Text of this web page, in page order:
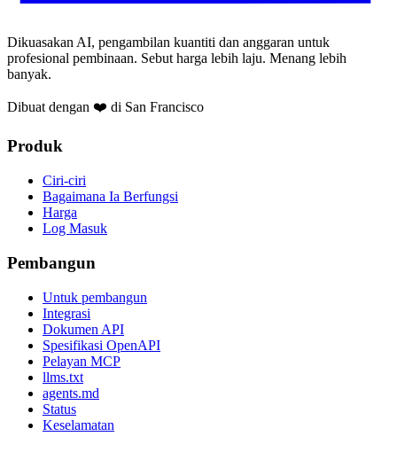
Dikuasakan AI, pengambilan kuantiti dan anggaran untuk
profesional pembinaan. Sebut harga lebih laju. Menang lebih
banyak.
Dibuat dengan ❤️ di San Francisco
Produk
Ciri-ciri
Bagaimana Ia Berfungsi
Harga
Log Masuk
Pembangun
Untuk pembangun
Integrasi
Dokumen API
Spesifikasi OpenAPI
Pelayan MCP
llms.txt
agents.md
Status
Keselamatan